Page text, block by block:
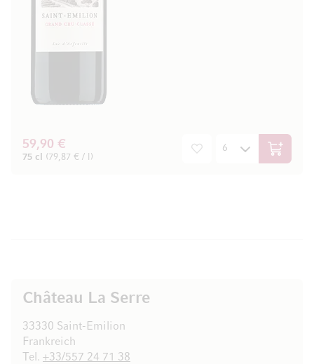
59,90 €
75 cl (79,87 € / l) In den
Château La Serre
33330 Saint-Emilion
Frankreich
Tel. +33/557 24 71 38